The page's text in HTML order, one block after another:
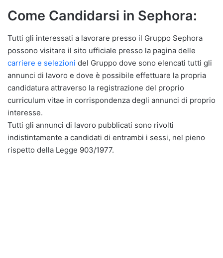
Come Candidarsi in Sephora:
Tutti gli interessati a lavorare presso il Gruppo Sephora
possono visitare il sito ufficiale presso la pagina delle
carriere e selezioni del Gruppo dove sono elencati tutti gli
annunci di lavoro e dove è possibile effettuare la propria
candidatura attraverso la registrazione del proprio
curriculum vitae in corrispondenza degli annunci di proprio
interesse.
Tutti gli annunci di lavoro pubblicati sono rivolti
indistintamente a candidati di entrambi i sessi, nel pieno
rispetto della Legge 903/1977.